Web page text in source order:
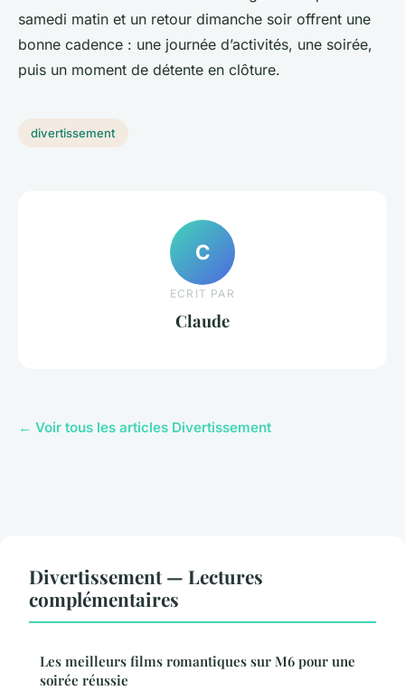
samedi matin et un retour dimanche soir offrent une
bonne cadence : une journée d’activités, une soirée,
puis un moment de détente en clôture.
divertissement
C
ECRIT PAR
Claude
← Voir tous les articles Divertissement
Divertissement — Lectures
complémentaires
Les meilleurs films romantiques sur M6 pour une
soirée réussie